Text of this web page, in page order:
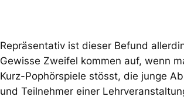
Repräsentativ ist dieser Befund
Gewisse Zweifel kommen auf, wenn
Kurz-Pophörspiele stösst, die junge
und Teilnehmer einer